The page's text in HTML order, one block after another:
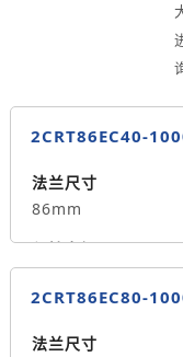
2CRT86EC40-
法兰尺寸
86mm
保持力矩N.m
4.5
14
2CRT86EC80-
法兰尺寸